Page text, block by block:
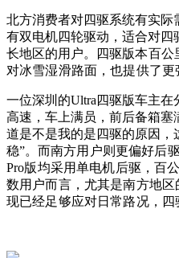
北方消费者对四驱系统有实际
有双电机四轮驱动，适合对
长地区的用户。
四驱版本百公
对冰雪湿滑路面，也提供了更
一位深圳的Ultra四驱版车主
高速，车上满员，前后备箱塞
道是不是我的是四驱的原因，
稳”。 而南方用户则更偏好后
Pro版均采用单电机后驱，百
数用户而言，尤其是南方地
现已经足够应对日常路况，四